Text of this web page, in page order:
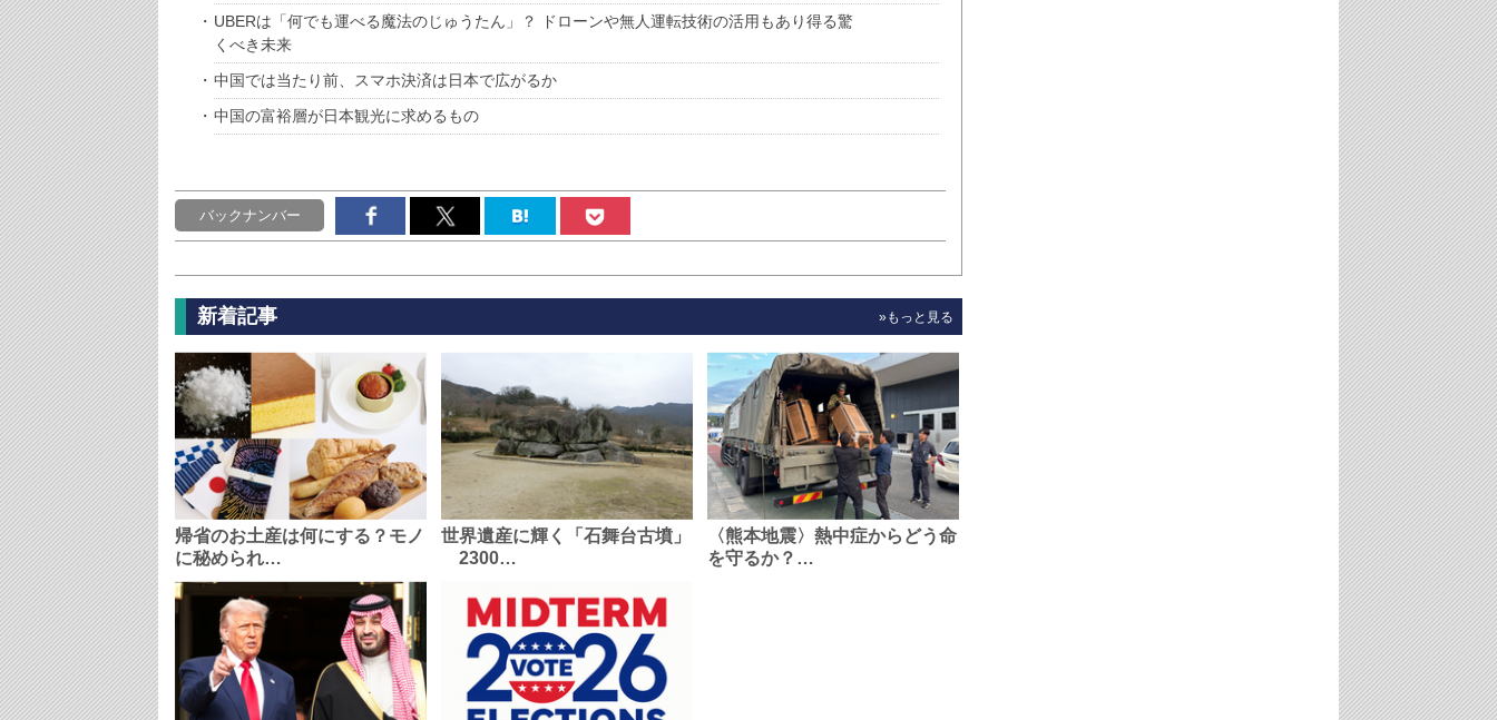
UBERは「何でも運べる魔法のじゅうたん」？ ドローンや無人運転技術の活用もあり得る驚
くべき未来
中国では当たり前、スマホ決済は日本で広がるか
中国の富裕層が日本観光に求めるもの
バックナンバー
新着記事 »もっと見る
帰省のお土産は何にする？モノ
に秘められ…
世界遺産に輝く「石舞台古墳」
2300…
〈熊本地震〉熱中症からどう命
を守るか？…